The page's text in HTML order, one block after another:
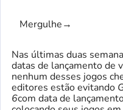
Mergulhe→
Nas últimas duas
datas de lançamento de
nenhum desses jogos
editores estão evitando
6com data de